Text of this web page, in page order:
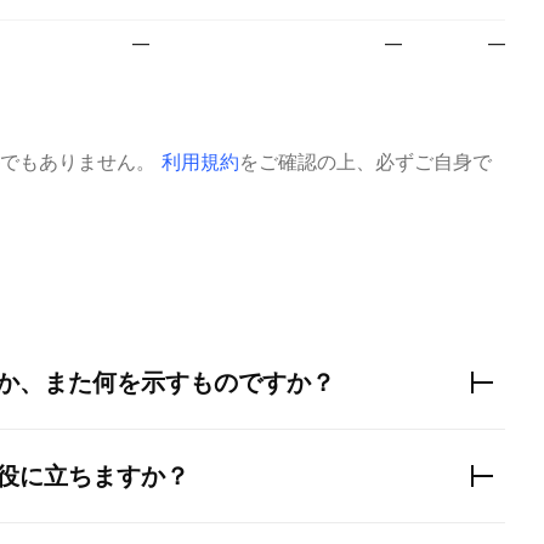
— — —
もありません。 利用規約をご確認の上、必ずご自身で
、また何を示すものですか？
に立ちますか？